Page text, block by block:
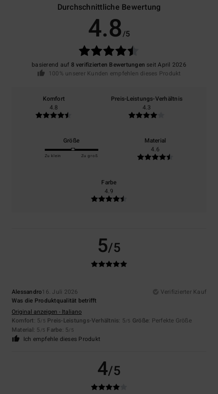
Durchschnittliche Bewertung
4.8/5
basierend auf 8 verifizierten Bewertungen seit April 2026
100% unserer Kunden empfehlen dieses Produkt
Komfort
4.8
Preis-Leistungs-Verhältnis
4.3
Größe
Zu klein Zu groß
Material
4.6
Farbe
4.9
5/5
Alessandro16. Juli 2026
Verifizierter Kauf
Was die Produktqualität betrifft
Original anzeigen - Italiano
Komfort: 5/5 Preis-Leistungs-Verhältnis: 5/5 Größe: Perfekte Größe
Material: 5 /5 Farbe: 5/5
Ich empfehle dieses Produkt
4/5